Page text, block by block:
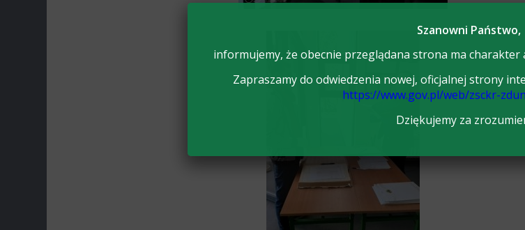
Szanowni Państwo,
informujemy, że obecnie przeglądana strona ma
Zapraszamy do odwiedzenia nowej, oficjalnej strony
https://www.gov.pl/web/zsckr-
Dziękujemy za